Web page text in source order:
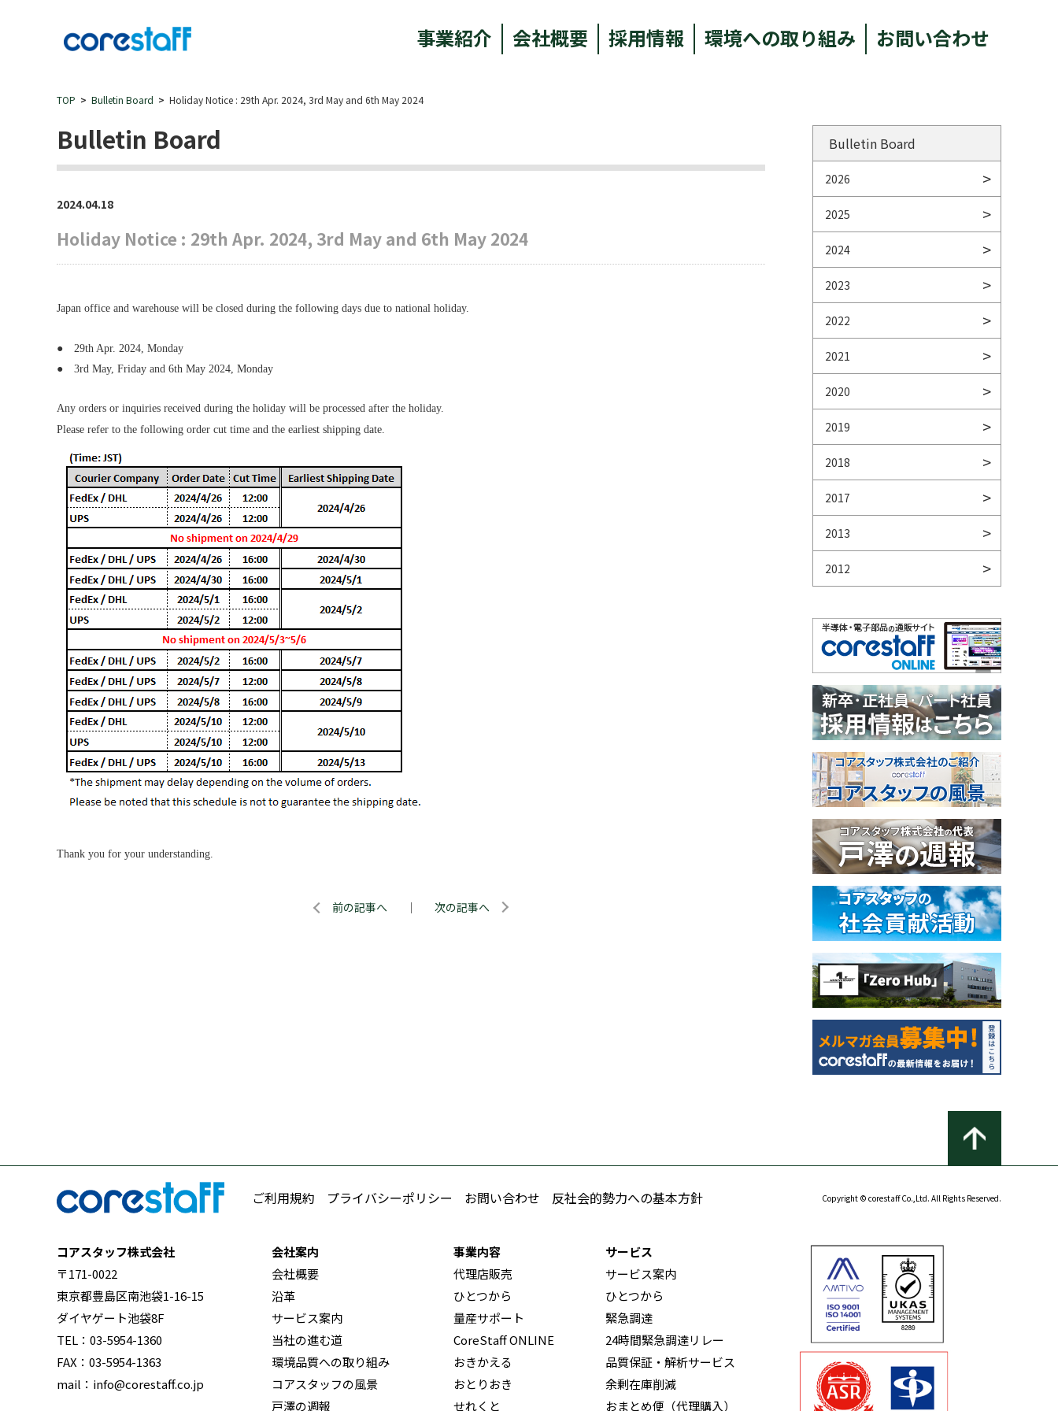
事業紹介 会社概要 採用情報 環境への取り組み お問い合わせ
TOP Bulletin Board Holiday Notice : 29th Apr. 2024, 3rd May and 6th May 2024
Bulletin Board
2024.04.18
Holiday Notice : 29th Apr. 2024, 3rd May and 6th May 2024
Japan office and warehouse will be closed during the following days due to national holiday.
● 29th Apr. 2024, Monday
● 3rd May, Friday and 6th May 2024, Monday
Any orders or inquiries received during the holiday will be processed after the holiday.
Please refer to the following order cut time and the earliest shipping date.
Thank you for your understanding.
前の記事へ ｜ 次の記事へ
Bulletin Board
2026
2025
2024
2023
2022
2021
2020
2019
2018
2017
2013
2012
ご利用規約 プライバシーポリシー お問い合わせ 反社会的勢力への基本方針 Copyright © corestaff Co.,Ltd. All Rights Reserved.
コアスタッフ株式会社
〒171-0022
東京都豊島区南池袋1-16-15
ダイヤゲート池袋8F
TEL：03-5954-1360
FAX：03-5954-1363
mail：info@corestaff.co.jp
会社案内
会社概要
沿革
サービス案内
当社の進む道
環境品質への取り組み
コアスタッフの風景
戸澤の週報
事業内容
代理店販売
ひとつから
量産サポート
CoreStaff ONLINE
おきかえる
おとりおき
せれくと
サービス
サービス案内
ひとつから
緊急調達
24時間緊急調達リレー
品質保証・解析サービス
余剰在庫削減
おまとめ便（代理購入）